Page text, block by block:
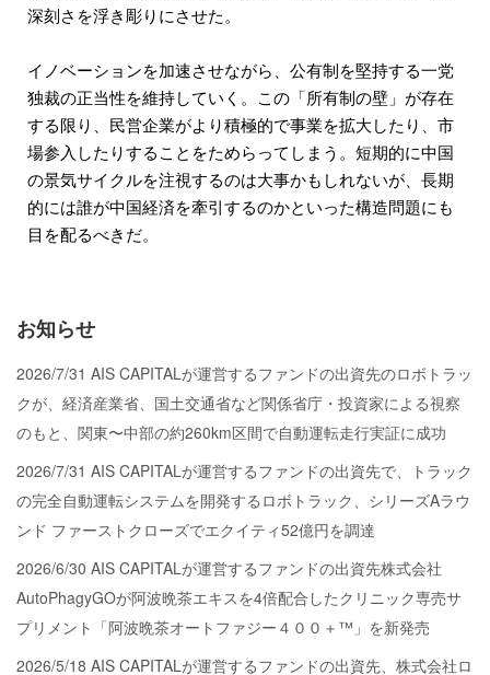
深刻さを浮き彫りにさせた。
イノベーションを加速させながら、公有制を堅持する一党
独裁の正当性を維持していく。この「所有制の壁」が存在
する限り、民営企業がより積極的で事業を拡大したり、市
場参入したりすることをためらってしまう。短期的に中国
の景気サイクルを注視するのは大事かもしれないが、長期
的には誰が中国経済を牽引するのかといった構造問題にも
目を配るべきだ。
お知らせ
2026/7/31 AIS CAPITALが運営するファンドの出資先のロボトラッ
クが、経済産業省、国土交通省など関係省庁・投資家による視察
のもと、関東〜中部の約260km区間で自動運転走行実証に成功
2026/7/31 AIS CAPITALが運営するファンドの出資先で、トラック
の完全自動運転システムを開発するロボトラック、シリーズAラウ
ンド ファーストクローズでエクイティ52億円を調達
2026/6/30 AIS CAPITALが運営するファンドの出資先株式会社
AutoPhagyGOが阿波晩茶エキスを4倍配合したクリニック専売サ
プリメント「阿波晩茶オートファジー４００＋™」を新発売
2026/5/18 AIS CAPITALが運営するファンドの出資先、株式会社ロ